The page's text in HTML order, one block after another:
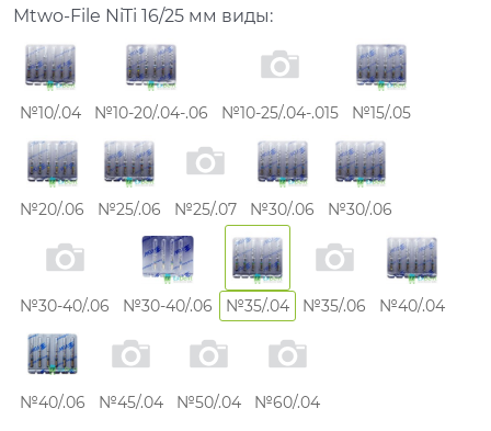
Mtwo-File NiTi 16/25 мм виды:
№10/.04 №10-20/.04-.06 №10-25/.04-.015 №15/.05
№20/.06 №25/.06 №25/.07 №30/.06 №30/.06
№30-40/.06 №30-40/.06 №35/.04 №35/.06 №40/.04
№40/.06 №45/.04 №50/.04 №60/.04